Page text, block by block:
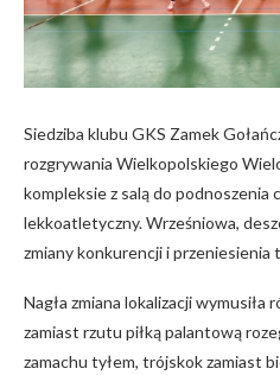
Siedziba klubu GKS Zamek
rozgrywania Wielkopolskiego
kompleksie z salą do podnoszenia
lekkoatletyczny. Wrześniowa,
zmiany konkurencji i
Nagła zmiana lokalizacji wymusiła
zamiast rzutu piłką palantową
zamachu tyłem, trójskok zamiast